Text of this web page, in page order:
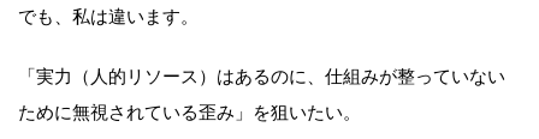
でも、私は違います。
「実力（人的リソース）はあるのに、仕組みが整っていない
ために無視されている歪み」を狙いたい。